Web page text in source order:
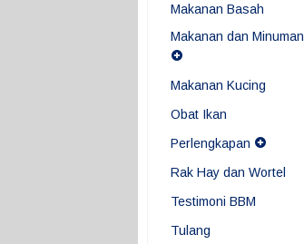
Makanan Basah
Makanan dan Minuman
Makanan Kucing
Obat Ikan
Perlengkapan
Rak Hay dan Wortel
Testimoni BBM
Tulang